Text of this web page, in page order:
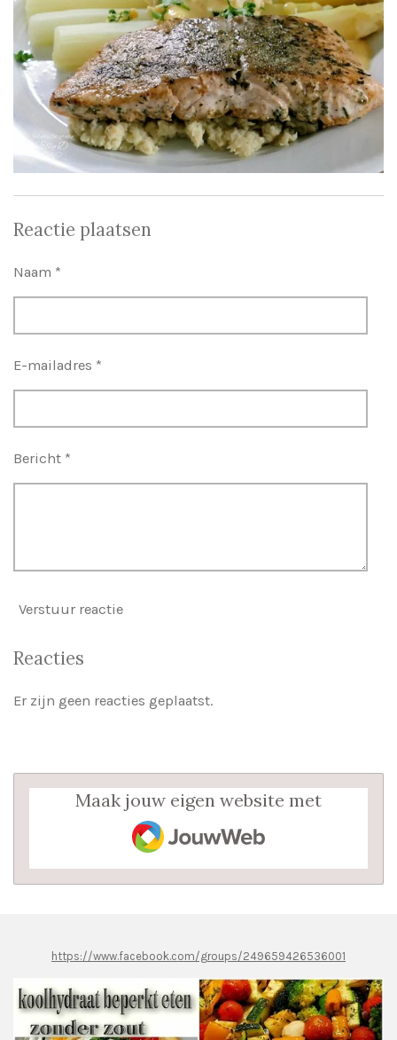
Reactie plaatsen
Naam *
E-mailadres *
Bericht *
Verstuur reactie
Reacties
Er zijn geen reacties geplaatst.
Maak jouw eigen website met
JouwWeb
https://www.facebook.com/groups/249659426536001